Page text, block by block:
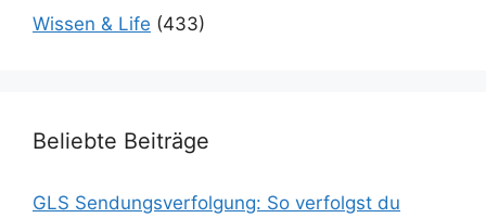
Wissen & Life (433)
Beliebte Beiträge
GLS Sendungsverfolgung: So verfolgst du